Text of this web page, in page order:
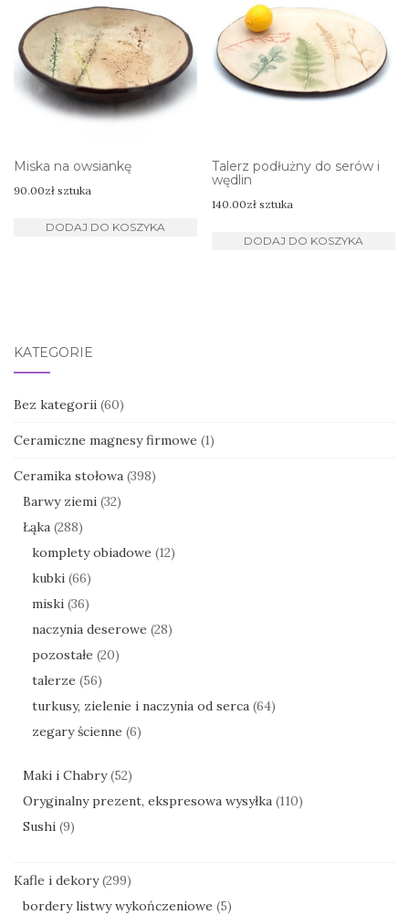
Miska na owsiankę
90.00zł sztuka
DODAJ DO KOSZYKA
Talerz podłużny do serów i
wędlin
140.00zł sztuka
DODAJ DO KOSZYKA
KATEGORIE
Bez kategorii (60)
Ceramiczne magnesy firmowe (1)
Ceramika stołowa (398)
Barwy ziemi (32)
Łąka (288)
komplety obiadowe (12)
kubki (66)
miski (36)
naczynia deserowe (28)
pozostałe (20)
talerze (56)
turkusy, zielenie i naczynia od serca (64)
zegary ścienne (6)
Maki i Chabry (52)
Oryginalny prezent, ekspresowa wysyłka (110)
Sushi (9)
Kafle i dekory (299)
bordery listwy wykończeniowe (5)